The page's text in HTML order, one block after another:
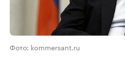
Фото: kommersant.ru